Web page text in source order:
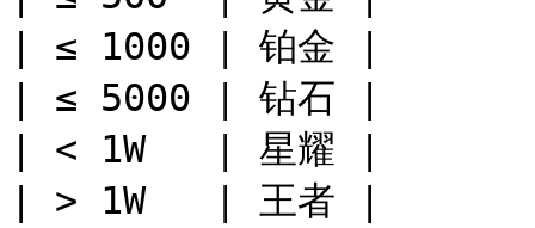
| ≤ 1000 | 铂金 |
| ≤ 5000 | 钻石 |
| < 1W   | 星耀 |
| > 1W   | 王者 |